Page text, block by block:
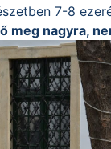
7-8
meg nagyra,